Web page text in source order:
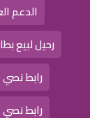
الدعم
رحيل لبيع
رابط نصي
رابط نصي